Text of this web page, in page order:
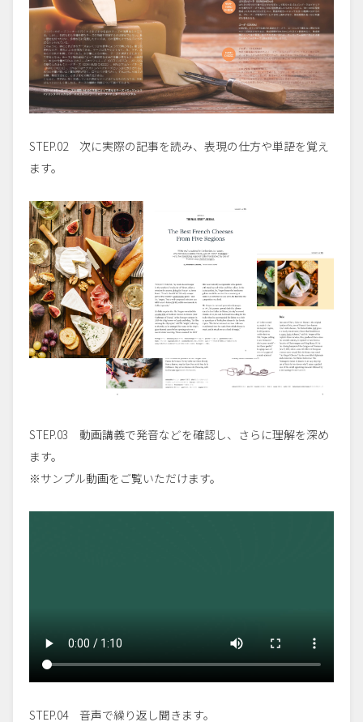
STEP.02 次に実際の記事を読み、表現の仕方や単語を覚え
ます。
STEP.03 動画講義で発音などを確認し、さらに理解を深め
ます。
※サンプル動画をご覧いただけます。
STEP.04 音声で繰り返し聞きます。